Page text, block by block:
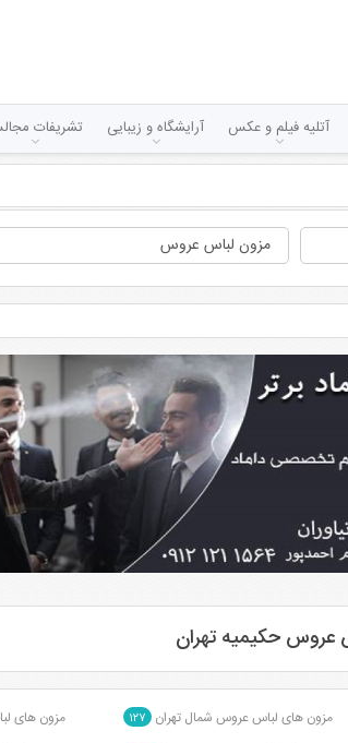
آتلیه فیلم و عکس آرایشگاه و زیبایی تشریفات
عروس حکیمیه تهران
مزون های لباس عروس شمال تهران ۱۲۷ مزون های